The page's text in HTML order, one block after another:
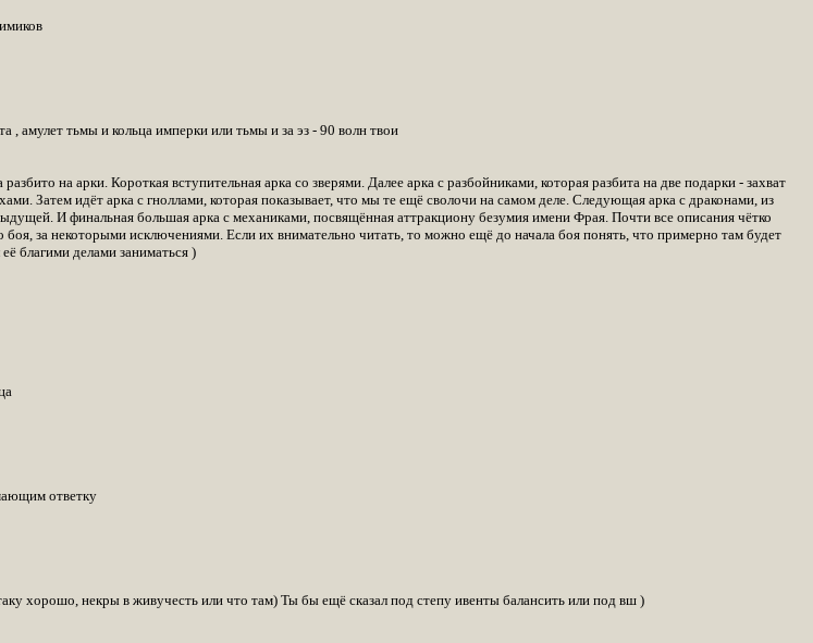
, амулет тьмы и кольца имперки или тьмы и за эз - 90 волн твои
на арки. Короткая вступительная арка со зверями. Далее арка с разбойниками, которая разбита на две подарки - захват
Затем идёт арка с гноллами, которая показывает, что мы те ещё сволочи на самом деле. Следующая арка с драконами, из
И финальная большая арка с механиками, посвящённая аттракциону безумия имени Фрая. Почти все описания чётко
за некоторыми исключениями. Если их внимательно читать, то можно ещё до начала боя понять, что примерно там будет
благими делами заниматься )
ответку
хорошо, некры в живучесть или что там) Ты бы ещё сказал под степу ивенты балансить или под вш )